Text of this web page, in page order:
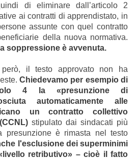
di eliminare dall’articolo 2
ai contratti di apprendistato, in
assunte con quel contratto
della nuova normativa.
soppressione è avvenuta.
il testo approvato non ha
Chiedevamo per esempio di
4 la «presunzione di
automaticamente alle
un contratto collettivo
stipulato dai sindacati più
presunzione è rimasta nel testo
l'esclusione dei superminimi
retributivo» – cioè il fatto